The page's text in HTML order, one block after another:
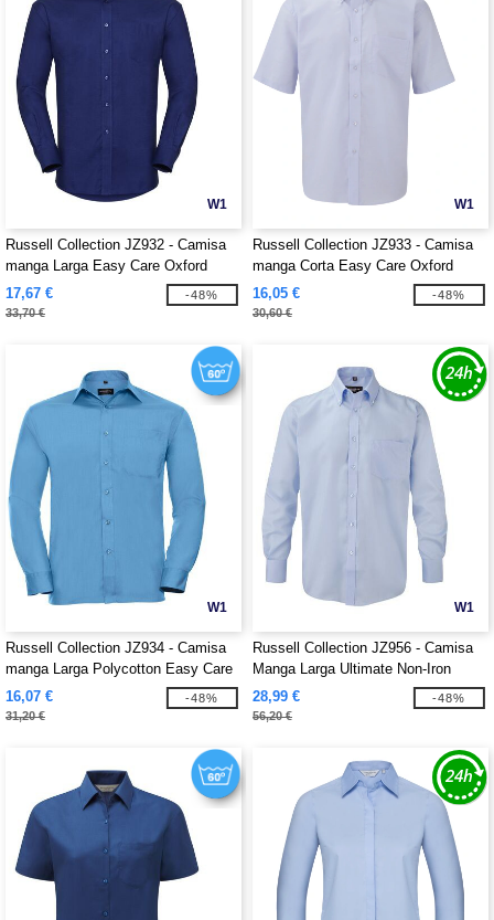
W1
Russell Collection JZ932 - Camisa
manga Larga Easy Care Oxford
17,67 €
33,70 €
-48%
W1
Russell Collection JZ933 - Camisa
manga Corta Easy Care Oxford
16,05 €
30,60 €
-48%
W1
Russell Collection JZ934 - Camisa
manga Larga Polycotton Easy Care
Poplin
16,07 €
31,20 €
-48%
W1
Russell Collection JZ956 - Camisa
Manga Larga Ultimate Non-Iron
28,99 €
56,20 €
-48%